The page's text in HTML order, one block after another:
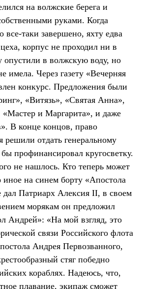
на волжские берега и
руками. Когда
все-таки завершено, яхту едва
корпус не проходил ни в
опустили в волжскую воду, но
имела. Через газету «Вечерняя
конкурс. Предложения были
«Витязь», «Святая Анна»,
«Мастер и Маргарита», и даже
В конце концов, право
решили отдать генеральному
профинансировал кругосветку.
не нашлось. Кто теперь может
иное на синем борту «Апостола
дал Патриарх Алексия II, в своем
морякам он предложил
Андрей»: «На мой взгляд, это
связи Российского флота
Андрея Первозванного,
стяг победно
кораблях. Надеюсь, что,
плавание, экипаж сможет